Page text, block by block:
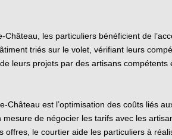
les particuliers bénéficient de
triés sur le volet, vérifiant leurs
leurs projets par des artisans compétents
est l’optimisation des coûts liés
de négocier les tarifs avec les
le courtier aide les particuliers à